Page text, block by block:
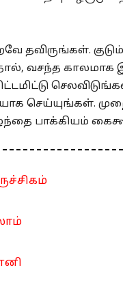
தவிருங்கள்.
வசந்த காலமாக
செய்யுங்கள்.
பாக்கியம்